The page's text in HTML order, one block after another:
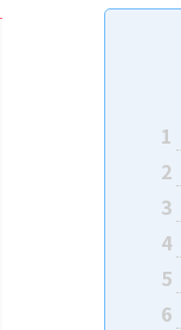
1
2
3
4
5
6